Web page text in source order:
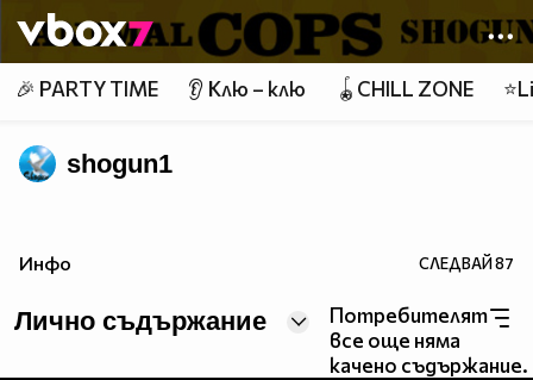
👾
🎉 PARTY TIME 👂 Клю – клю 🪀CHILL ZONE
shogun1
Инфо СЛЕДВАЙ87
Лично съдържание
Потребителят
все още няма
качено съдържание.